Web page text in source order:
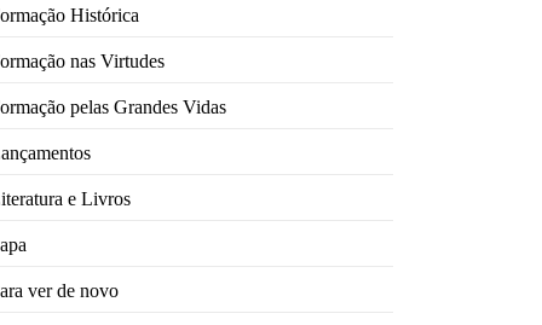
Histórica
nas Virtudes
pelas Grandes Vidas
e Livros
ver de novo